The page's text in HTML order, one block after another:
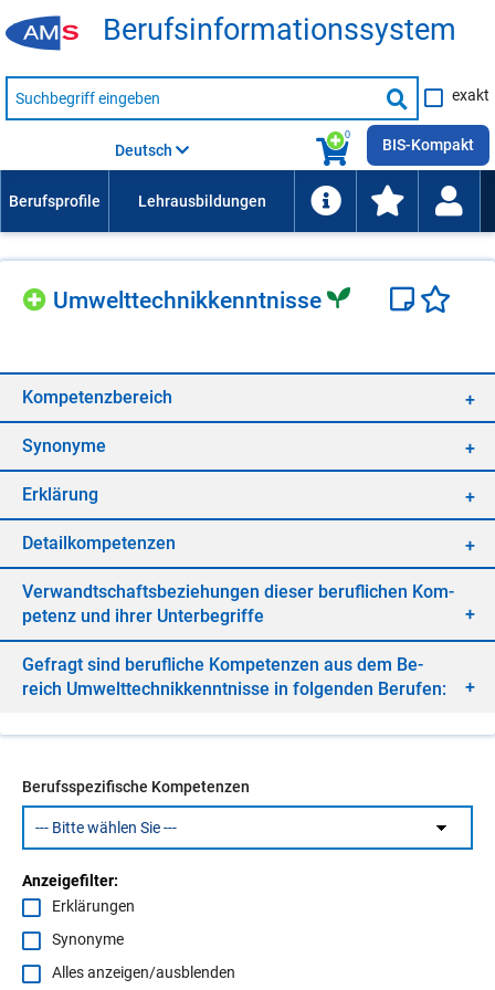
Be­rufs­in­for­ma­ti­ons­sys­tem
Suche
nach
Suche
starten
exakt
0
Deutsch BIS-Kompakt
Um­welt­tech­nik­kennt­nis­se
Kom­pe­tenz­be­reich
Syn­ony­me
Er­klä­rung
De­tail­kom­pe­ten­zen
Ver­wandt­schafts­be­zie­hun­gen die­ser be­ruf­li­chen Kom­
pe­tenz und ih­rer Un­ter­be­grif­fe
Ge­fragt sind be­ruf­li­che Kom­pe­ten­zen aus dem Be­
reich Um­welt­tech­nik­kennt­nis­se in fol­gen­den Be­ru­fen:
Berufsspezifische Kompetenzen
Anzeigefilter:
Erklärungen
Synonyme
Alles anzeigen/ausblenden